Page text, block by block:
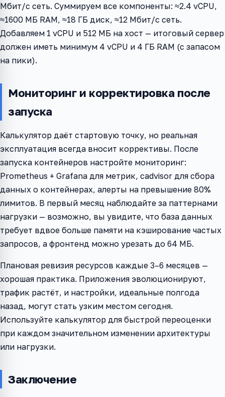
Мбит/с сеть. Суммируем все компоненты: ≈2.4 vCPU,
≈1600 МБ RAM, ≈18 ГБ диск, ≈12 Мбит/с сеть.
Добавляем 1 vCPU и 512 МБ на хост — итоговый сервер
должен иметь минимум 4 vCPU и 4 ГБ RAM (с запасом
на пики).
Мониторинг и корректировка после
запуска
Калькулятор даёт стартовую точку, но реальная
эксплуатация всегда вносит коррективы. После
запуска контейнеров настройте мониторинг:
Prometheus + Grafana для метрик, cadvisor для сбора
данных о контейнерах, алерты на превышение 80%
лимитов. В первый месяц наблюдайте за паттернами
нагрузки — возможно, вы увидите, что база данных
требует вдвое больше памяти на кэширование частых
запросов, а фронтенд можно урезать до 64 МБ.
Плановая ревизия ресурсов каждые 3–6 месяцев —
хорошая практика. Приложения эволюционируют,
трафик растёт, и настройки, идеальные полгода
назад, могут стать узким местом сегодня.
Используйте калькулятор для быстрой переоценки
при каждом значительном изменении архитектуры
или нагрузки.
Заключение